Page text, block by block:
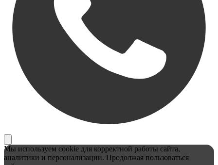
Мы используем cookie для корректной работы сайта,
аналитики и персонализации. Продолжая пользоваться